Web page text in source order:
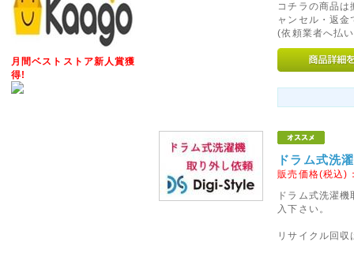
月間ベストストア新人賞獲
得!
◇信越・北陸・四国への送
ヤマト運輸の運賃改定にとも
(新潟県、長野県)・北陸(富山
県、愛媛県、高知県)への基本
ぜひ、ご利用くださいませ。
2014年03月21日
◇消費税率変更につきまし
2014年4月1日以降ご注文いた
消費税率5%の税込価格でご購
コチラの商品
ャンセル・返
(依頼業者へ払
ドラム式洗
販売価格(税込)
ドラム式洗濯
入下さい。
リサイクル回